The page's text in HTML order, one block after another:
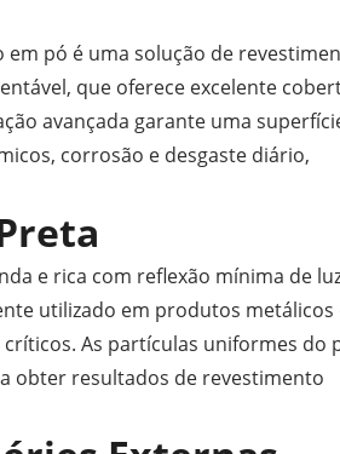
pó é uma solução de
que oferece excelente
avançada garante uma
corrosão e desgaste diário,
e rica com reflexão mínima de
utilizado em produtos metálicos
As partículas uniformes do
obter resultados de revestimento